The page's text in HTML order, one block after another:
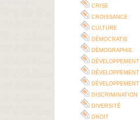
crise
croissance
culture
démocratie
démographie
développement
discrimination
diversité
droit